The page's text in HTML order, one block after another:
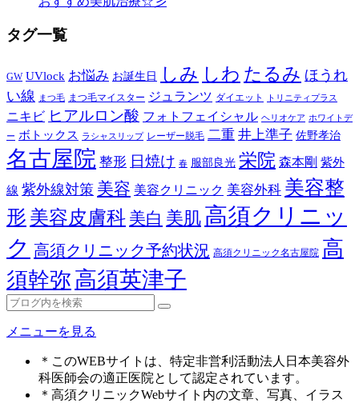
タグ一覧
GW UVlock お悩み お誕生日 しみ しわ たるみ ほうれ
い線
まつ毛 まつ毛マイスター ジュランツ ダイエット トリニティプラス
ニキビ ヒアルロン酸 フォトフェイシャル ヘリオケア ホワイトデ
ー ボトックス ラシャスリップ レーザー脱毛 二重 井上準子 佐野孝治
名古屋院 整形 日焼け 春 服部良光 栄院 森本剛 紫外
線 紫外線対策 美容 美容クリニック 美容外科 美容整
形 美容皮膚科 美白 美肌 高須クリニッ
ク 高須クリニック予約状況 高須クリニック名古屋院 高
須幹弥 高須英津子
メニューを見る
＊このWEBサイトは、特定非営利活動法人日本美容外
科医師会の適正医院として認定されています。
＊高須クリニックWebサイト内の文章、写真、イラス